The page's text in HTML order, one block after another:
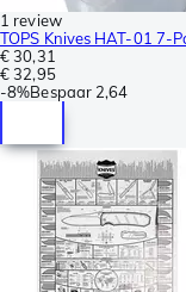
1 review
TOPS Knives HAT-01 7-
€ 30,31
€ 32,95
-8%Bespaar 2,64